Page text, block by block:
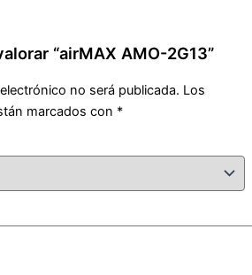
“airMAX AMO-2G13”
no será publicada. Los
marcados con *